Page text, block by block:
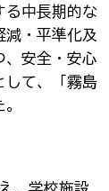
る中長期的な
減・平準化及
、安全・安心
して、「霧島
、学校施設